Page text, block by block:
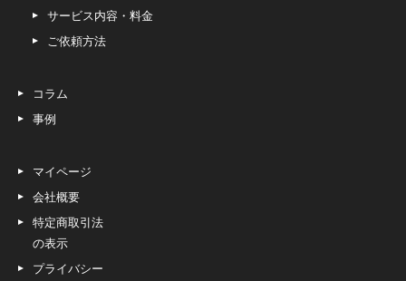
サービス内容・料金
ご依頼方法
コラム
事例
マイページ
会社概要
特定商取引法
の表示
プライバシー